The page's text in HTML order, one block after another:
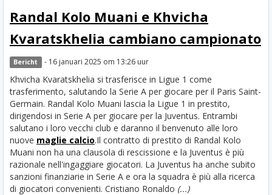
Randal Kolo Muani e Khvicha
Kvaratskhelia cambiano campionato
Bericht - 16 januari 2025 om 13:26 uur
Khvicha Kvaratskhelia si trasferisce in Ligue 1 come
trasferimento, salutando la Serie A per giocare per il Paris Saint-
Germain. Randal Kolo Muani lascia la Ligue 1 in prestito,
dirigendosi in Serie A per giocare per la Juventus. Entrambi
salutano i loro vecchi club e daranno il benvenuto alle loro
nuove maglie calcio.Il contratto di prestito di Randal Kolo
Muani non ha una clausola di rescissione e la Juventus è più
razionale nell'ingaggiare giocatori. La Juventus ha anche subito
sanzioni finanziarie in Serie A e ora la squadra è più alla ricerca
di giocatori convenienti. Cristiano Ronaldo (...)